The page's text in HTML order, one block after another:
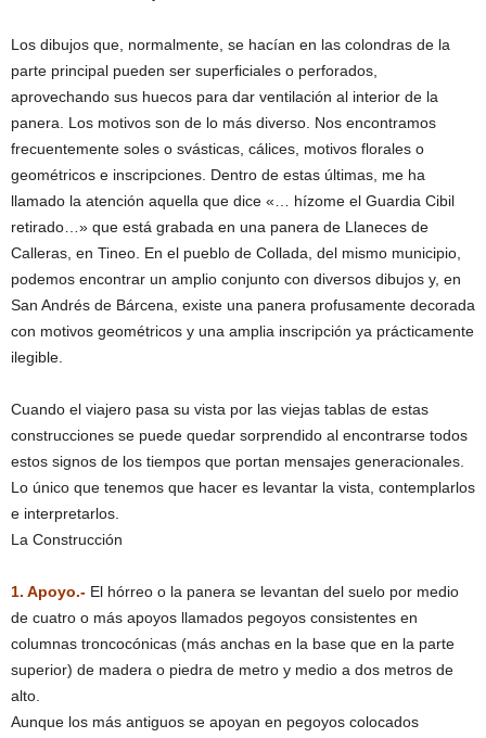
Los dibujos que, normalmente, se hacían en las colondras de la
parte principal pueden ser superficiales o perforados,
aprovechando sus huecos para dar ventilación al interior de la
panera. Los motivos son de lo más diverso. Nos encontramos
frecuentemente soles o svásticas, cálices, motivos florales o
geométricos e inscripciones. Dentro de estas últimas, me ha
llamado la atención aquella que dice «… hízome el Guardia Cibil
retirado…» que está grabada en una panera de Llaneces de
Calleras, en Tineo. En el pueblo de Collada, del mismo municipio,
podemos encontrar un amplio conjunto con diversos dibujos y, en
San Andrés de Bárcena, existe una panera profusamente decorada
con motivos geométricos y una amplia inscripción ya prácticamente
ilegible.
Cuando el viajero pasa su vista por las viejas tablas de estas
construcciones se puede quedar sorprendido al encontrarse todos
estos signos de los tiempos que portan mensajes generacionales.
Lo único que tenemos que hacer es levantar la vista, contemplarlos
e interpretarlos.
La Construcción
1. Apoyo.- El hórreo o la panera se levantan del suelo por medio
de cuatro o más apoyos llamados pegoyos consistentes en
columnas troncocónicas (más anchas en la base que en la parte
superior) de madera o piedra de metro y medio a dos metros de
alto.
Aunque los más antiguos se apoyan en pegoyos colocados